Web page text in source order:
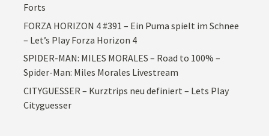
Forts
FORZA HORIZON 4 #391 – Ein Puma spielt im Schnee
– Let’s Play Forza Horizon 4
SPIDER-MAN: MILES MORALES – Road to 100% –
Spider-Man: Miles Morales Livestream
CITYGUESSER – Kurztrips neu definiert – Lets Play
Cityguesser